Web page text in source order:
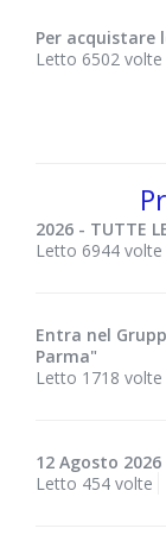
Per acquistare
Letto 6502 volte
2026 - TUTTE
Letto 6944 volte
Entra nel
Parma"
Letto 1718 volte
12 Agosto
Letto 454 volte